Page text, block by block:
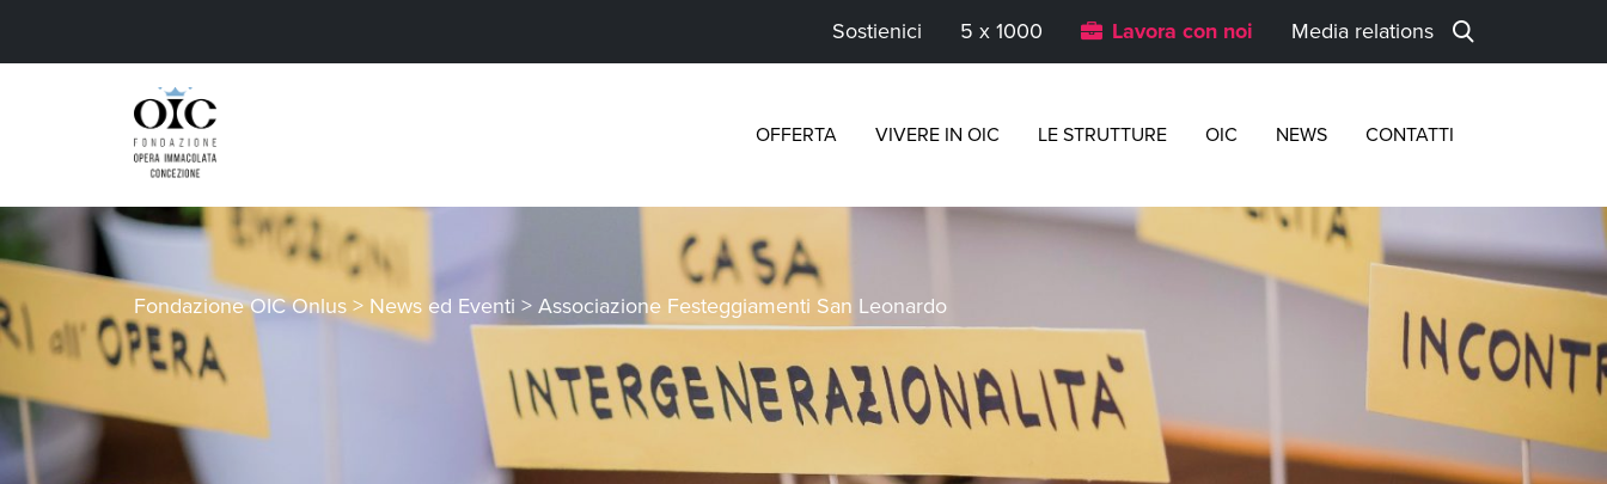
Sostienici 5 x 1000 Lavora con noi Media relations
OFFERTA VIVERE IN OIC LE STRUTTURE OIC NEWS CONTATTI
Fondazione OIC Onlus > News ed Eventi > Associazione Festeggiamenti San Leonardo